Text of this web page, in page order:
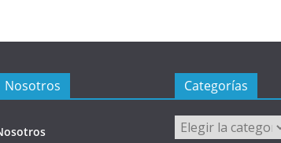
Nosotros Categorías
Categorías